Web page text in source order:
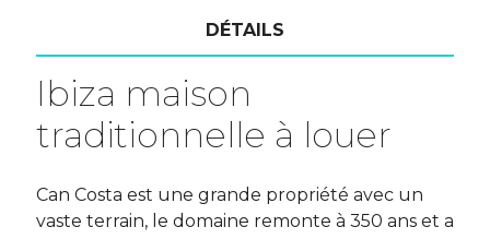
DÉTAILS
Ibiza maison
traditionnelle à louer
Can Costa est une grande propriété avec un
vaste terrain, le domaine remonte à 350 ans et a